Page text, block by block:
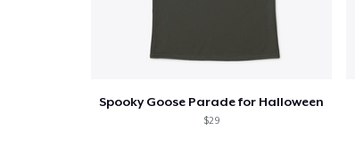
Spooky Goose Parade for Halloween
$29